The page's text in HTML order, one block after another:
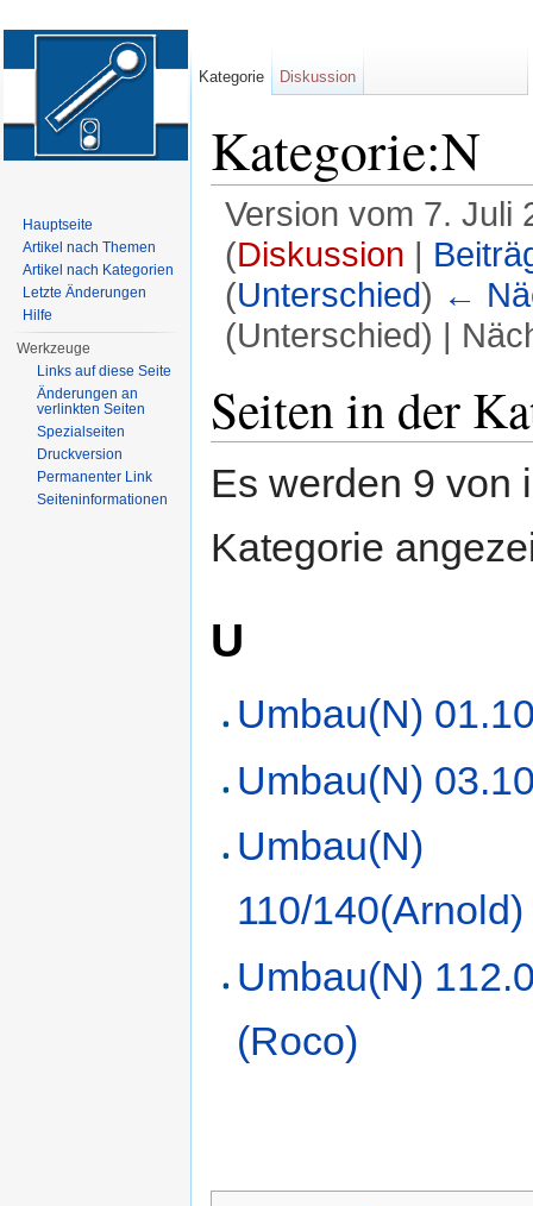
Kategorie:N
Version vom 7. Juli
(Diskussion |
(Unterschied) ←
(Unterschied) |
Seiten in der
Es werden 9 von
Kategorie
U
Umbau(N)
Umbau(N)
Umbau(N)
110/140(Arnold)
Umbau(N)
(Roco)
Kategorie Diskussion
Hauptseite
Artikel nach Themen
Artikel nach Kategorien
Letzte Änderungen
Hilfe
Werkzeuge
Links auf diese Seite
Änderungen an
verlinkten Seiten
Spezialseiten
Druckversion
Permanenter Link
Seiten­informationen